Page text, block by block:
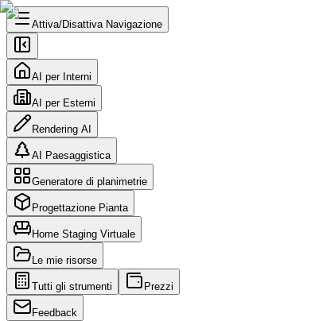
Attiva/Disattiva Navigazione
AI per Interni
AI per Esterni
Rendering AI
AI Paesaggistica
Generatore di planimetrie
Progettazione Pianta
Home Staging Virtuale
Le mie risorse
Tutti gli strumenti Prezzi
Feedback